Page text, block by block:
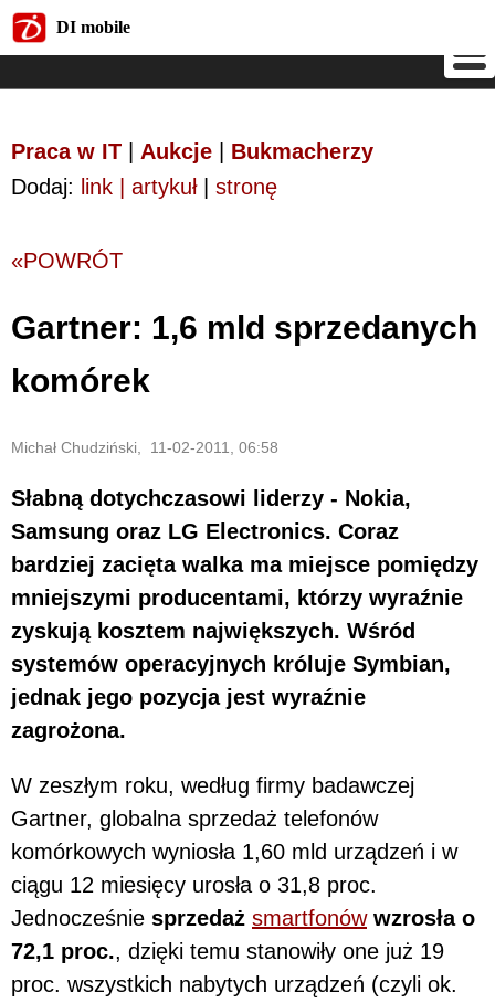
DI mobile
Praca w IT Aukcje
Bukmacherzy
Dodaj: link | artykuł| stronę
«POWRÓT
Gartner: 1,6 mld sprzedanych
komórek
Michał Chudziński, 11-02-2011, 06:58
Słabną dotychczasowi liderzy - Nokia,
Samsung oraz LG Electronics. Coraz
bardziej zacięta walka ma miejsce pomiędzy
mniejszymi producentami, którzy wyraźnie
zyskują kosztem największych. Wśród
systemów operacyjnych króluje Symbian,
jednak jego pozycja jest wyraźnie
zagrożona.
W zeszłym roku, według firmy badawczej
Gartner, globalna sprzedaż telefonów
komórkowych wyniosła 1,60 mld urządzeń i w
ciągu 12 miesięcy urosła o 31,8 proc.
Jednocześnie sprzedaż smartfonówwzrosła o
72,1 proc., dzięki temu stanowiły one już 19
proc. wszystkich nabytych urządzeń (czyli ok.
DI mobile